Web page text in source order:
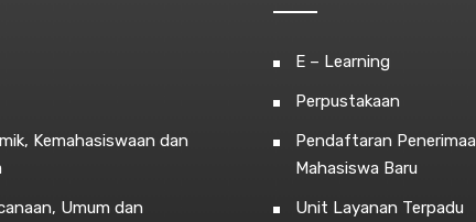
Kemahasiswaan dan
Umum dan
E – Learning
Perpustakaan
Pendaftaran
Mahasiswa Baru
Unit Layanan Terpadu